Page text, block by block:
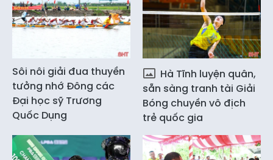
Sôi nôi giải đua thuyền
tưởng nhớ Đông các
Đại học sỹ Trương
Quốc Dụng
Hà Tĩnh luyện quân,
sẵn sàng tranh tài Giải
Bóng chuyền vô địch
trẻ quốc gia